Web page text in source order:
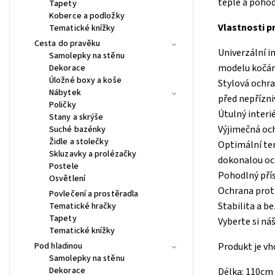
Tapety
Koberce a podložky
Tematické knížky
Cesta do pravěku
Samolepky na stěnu
Dekorace
Úložné boxy a koše
Nábytek
Poličky
Stany a skrýše
Suché bazénky
Židle a stolečky
Skluzavky a prolézačky
Postele
Osvětlení
Povlečení a prostěradla
Tematické hračky
Tapety
Tematické knížky
Pod hladinou
Samolepky na stěnu
Dekorace
Vlastnosti
Univerzální
modelu
Stylová
před
Útulný
Výjimečná
Optimální
dokonalou
Pohodlný
Ochrana
Stabilita a
Vyberte si
Produkt je
Délka: